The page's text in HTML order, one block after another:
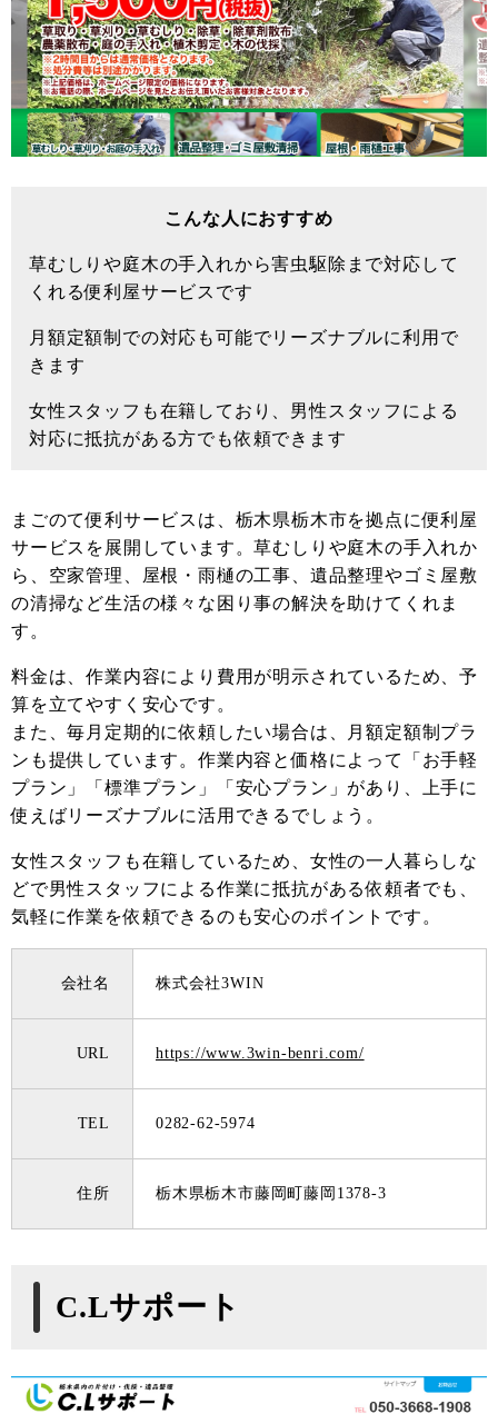
こんな人におすすめ
草むしりや庭木の手入れから害虫駆除まで対応して
くれる便利屋サービスです
月額定額制での対応も可能でリーズナブルに利用で
きます
女性スタッフも在籍しており、男性スタッフによる
対応に抵抗がある方でも依頼できます
まごのて便利サービスは、栃木県栃木市を拠点に便利屋
サービスを展開しています。草むしりや庭木の手入れか
ら、空家管理、屋根・雨樋の工事、遺品整理やゴミ屋敷
の清掃など生活の様々な困り事の解決を助けてくれま
す。
料金は、作業内容により費用が明示されているため、予
算を立てやすく安心です。
また、毎月定期的に依頼したい場合は、月額定額制プラ
ンも提供しています。作業内容と価格によって「お手軽
プラン」「標準プラン」「安心プラン」があり、上手に
使えばリーズナブルに活用できるでしょう。
女性スタッフも在籍しているため、女性の一人暮らしな
どで男性スタッフによる作業に抵抗がある依頼者でも、
気軽に作業を依頼できるのも安心のポイントです。
会社名 株式会社3WIN
URL https://www.3win-benri.com/
TEL 0282-62-5974
住所 栃木県栃木市藤岡町藤岡1378-3
C.Lサポート